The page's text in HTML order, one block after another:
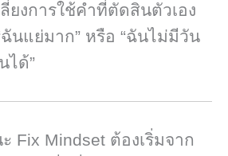
ยงการใช้คำที่ตัดสินตัวเอง
ฉันแย่มาก” หรือ “ฉันไม่มีวัน
ได้”
Fix Mindset ต้องเริ่มจาก